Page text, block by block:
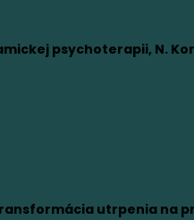
psychoterapii, N.
utrpenia na